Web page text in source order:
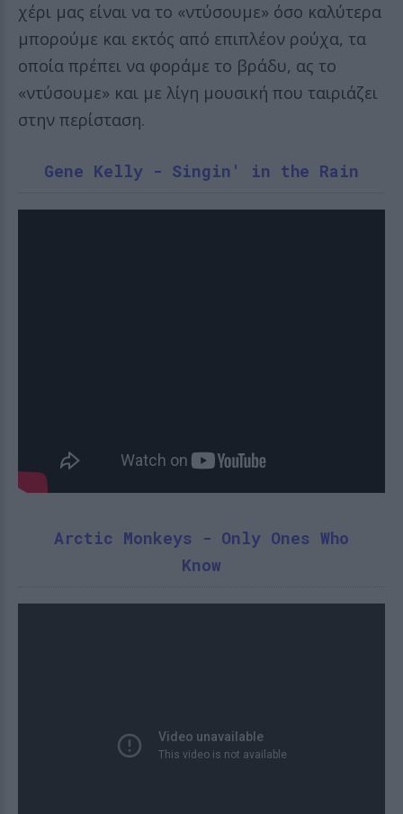
χέρι μας είναι να το «ντύσουμε» όσο καλύτερα
μπορούμε και εκτός από επιπλέον ρούχα, τα
οποία πρέπει να φοράμε το βράδυ, ας το
«ντύσουμε» και με λίγη μουσική που ταιριάζει
στην περίσταση.
Gene Kelly - Singin' in the Rain
Arctic Monkeys - Only Ones Who
Know